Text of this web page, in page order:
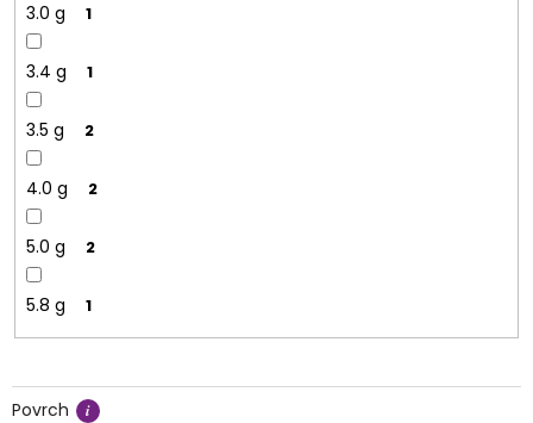
3.0 g 1
3.4 g 1
3.5 g 2
4.0 g 2
5.0 g 2
5.8 g 1
Povrch